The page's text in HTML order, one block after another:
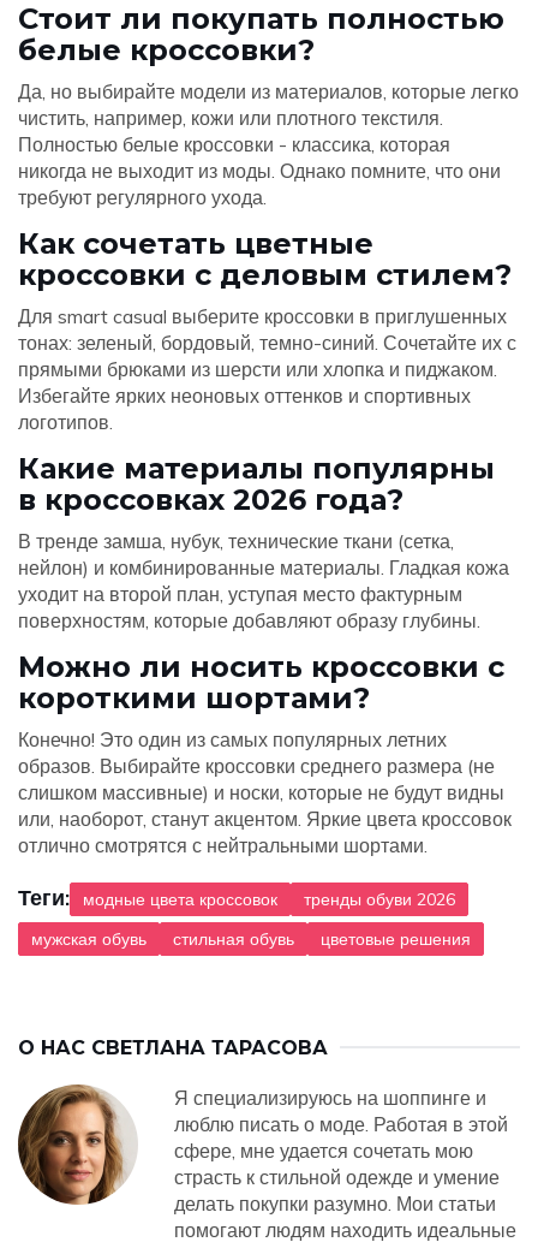
Стоит ли покупать полностью
белые кроссовки?
Да, но выбирайте модели из материалов, которые легко
чистить, например, кожи или плотного текстиля.
Полностью белые кроссовки - классика, которая
никогда не выходит из моды. Однако помните, что они
требуют регулярного ухода.
Как сочетать цветные
кроссовки с деловым стилем?
Для smart casual выберите кроссовки в приглушенных
тонах: зеленый, бордовый, темно-синий. Сочетайте их с
прямыми брюками из шерсти или хлопка и пиджаком.
Избегайте ярких неоновых оттенков и спортивных
логотипов.
Какие материалы популярны
в кроссовках 2026 года?
В тренде замша, нубук, технические ткани (сетка,
нейлон) и комбинированные материалы. Гладкая кожа
уходит на второй план, уступая место фактурным
поверхностям, которые добавляют образу глубины.
Можно ли носить кроссовки с
короткими шортами?
Конечно! Это один из самых популярных летних
образов. Выбирайте кроссовки среднего размера (не
слишком массивные) и носки, которые не будут видны
или, наоборот, станут акцентом. Яркие цвета кроссовок
отлично смотрятся с нейтральными шортами.
Теги: модные цвета кроссовок
тренды обуви 2026
мужская обувь
стильная обувь цветовые решения
О НАС СВЕТЛАНА ТАРАСОВА
Я специализируюсь на шоппинге и
люблю писать о моде. Работая в этой
сфере, мне удается сочетать мою
страсть к стильной одежде и умение
делать покупки разумно. Мои статьи
помогают людям находить идеальные